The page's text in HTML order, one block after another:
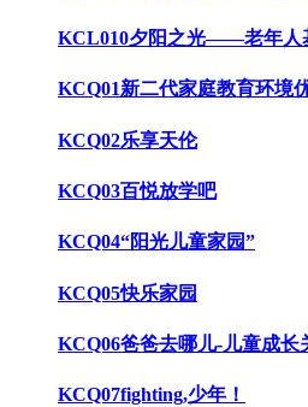
KCL010夕阳之光——老年人
KCQ01新二代家庭教育环境
KCQ02乐享天伦
KCQ03百悦放学吧
KCQ04“阳光儿童家园”
KCQ05快乐家园
KCQ06爸爸去哪儿-儿童成长
KCQ07fighting,少年！